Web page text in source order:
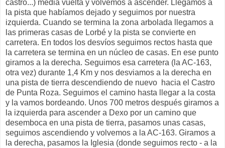
castro...) media vuelta y volvemos a ascender. Llegamos a
la pista que habíamos dejado y seguimos por nuestra
izquierda. Cuando se termina la zona arbolada llegamos a
las primeras casas de Lorbé y la pista se convierte en
carretera. En todos los desvíos seguimos rectos hasta que
la carretera se termina en un núcleo de casas. En ese punto
giramos a la derecha. Seguimos esa carretera (la AC-163,
otra vez) durante 1,4 Km y nos desviamos a la derecha en
una pista de tierra descendiendo de nuevo hacia el Castro
de Punta Roza. Seguimos el camino hasta llegar a la costa
y la vamos bordeando. Unos 700 metros después giramos a
la izquierda para ascender a Dexo por un camino que
desemboca en una pista de tierra, pasamos unas casas,
seguimos ascendiendo y volvemos a la AC-163. Giramos a
la derecha, pasamos la Iglesia (donde seguimos recto - a la